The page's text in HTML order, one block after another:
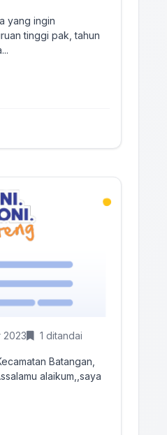
yang ingin
tinggi pak, tahun
2023 1 ditandai
Batangan,
alaikum,,saya